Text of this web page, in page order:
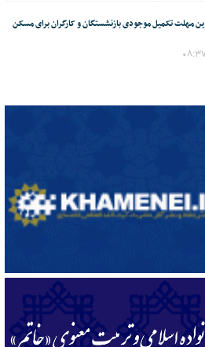
مهلت تکمیل موجودی بازنشستگان و کارگران برای مسکن